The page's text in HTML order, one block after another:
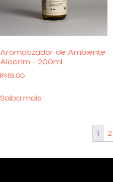
Aromatizador de Ambiente
Alecrim – 200ml
R$113.00
Saiba mais
1 2